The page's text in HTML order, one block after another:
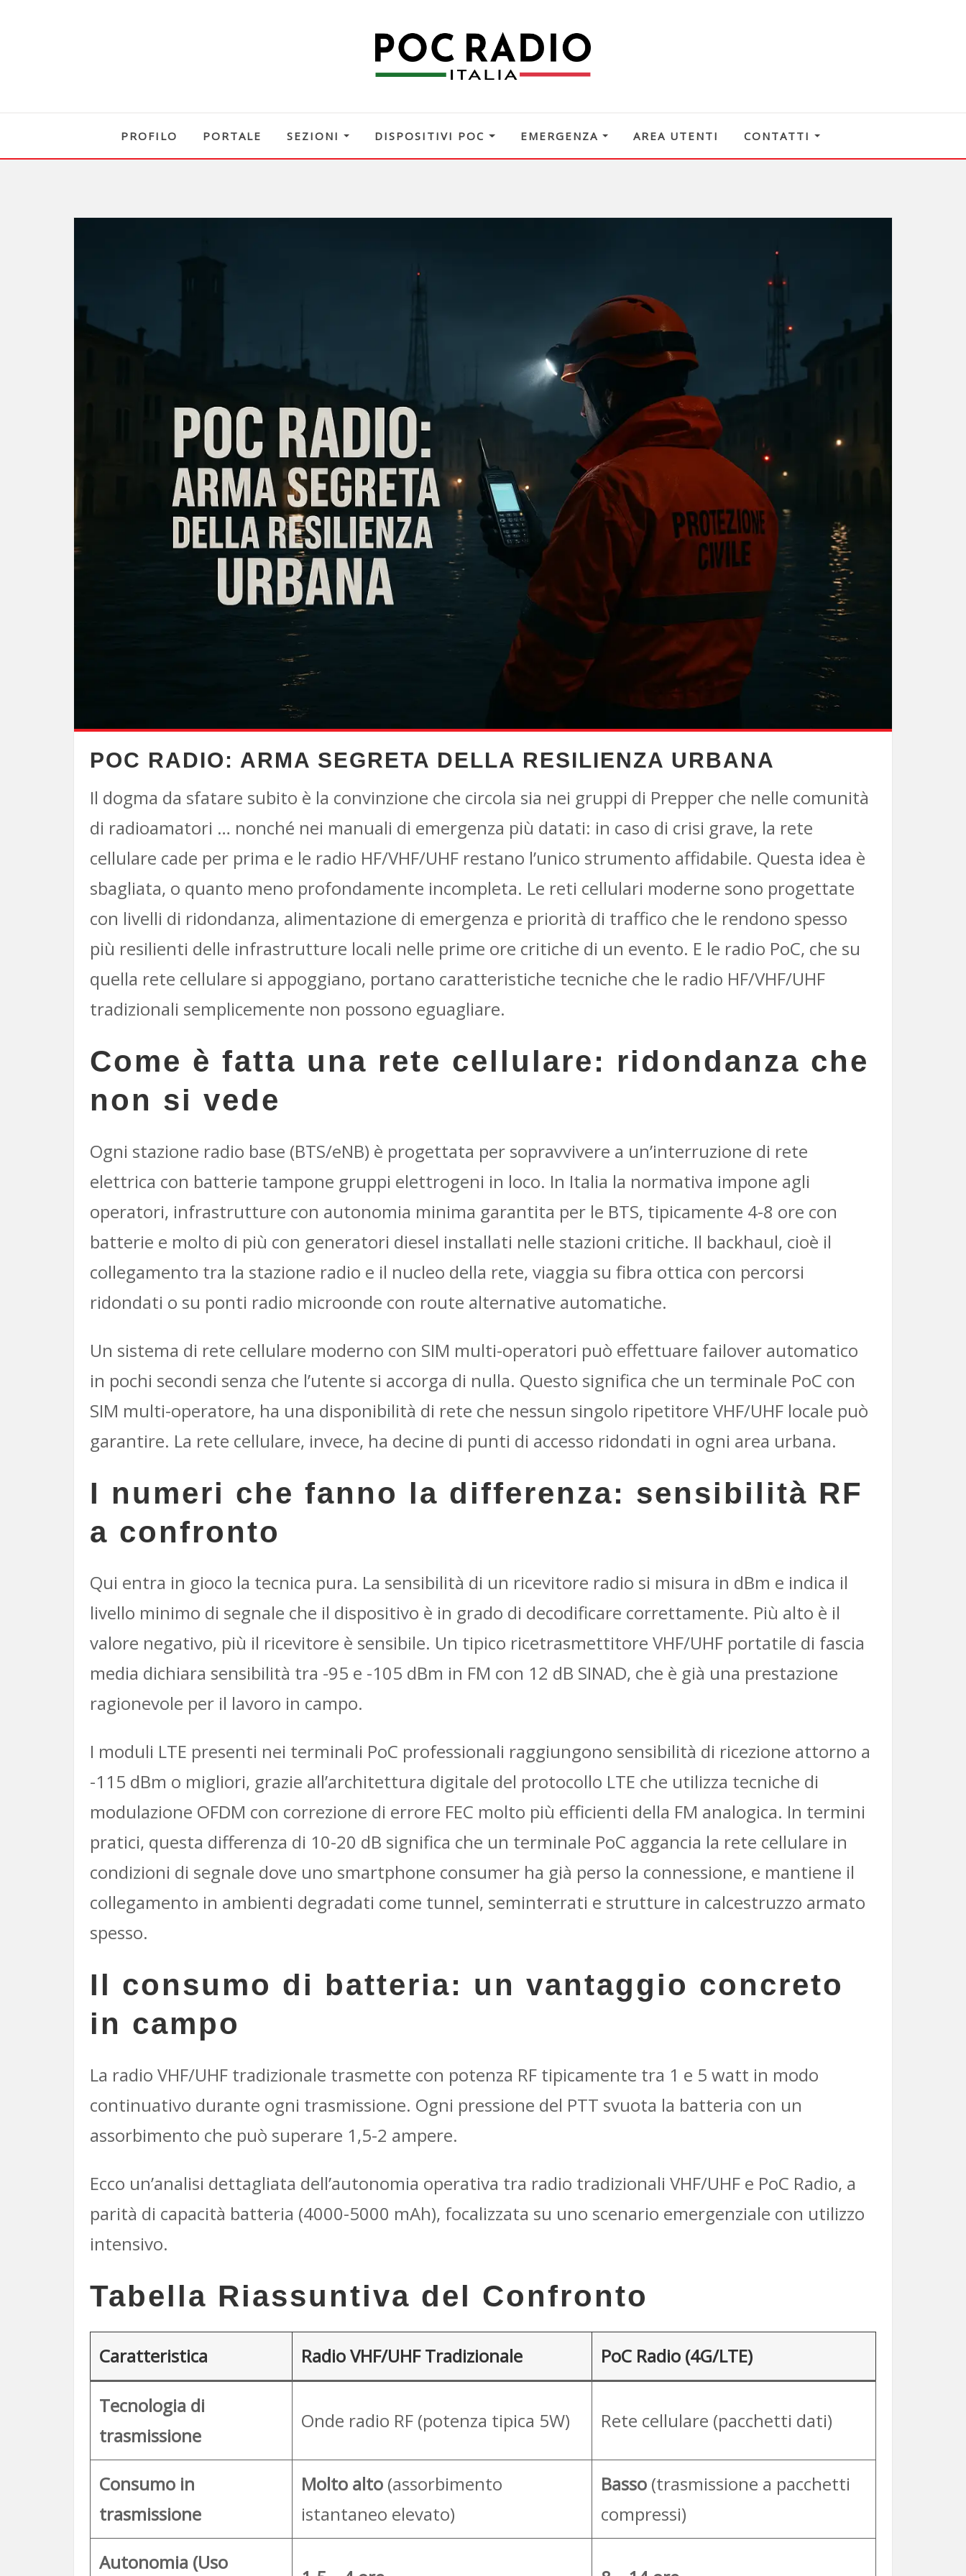
PROFILO PORTALE SEZIONI DISPOSITIVI POC EMERGENZA AREA UTENTI CONTATTI
POC RADIO: ARMA SEGRETA DELLA RESILIENZA URBANA
Il dogma da sfatare subito è la convinzione che circola sia nei gruppi di Prepper che nelle comunità
di radioamatori … nonché nei manuali di emergenza più datati: in caso di crisi grave, la rete
cellulare cade per prima e le radio HF/VHF/UHF restano l’unico strumento affidabile. Questa idea è
sbagliata, o quanto meno profondamente incompleta. Le reti cellulari moderne sono progettate
con livelli di ridondanza, alimentazione di emergenza e priorità di traffico che le rendono spesso
più resilienti delle infrastrutture locali nelle prime ore critiche di un evento. E le radio PoC, che su
quella rete cellulare si appoggiano, portano caratteristiche tecniche che le radio HF/VHF/UHF
tradizionali semplicemente non possono eguagliare.
Come è fatta una rete cellulare: ridondanza che
non si vede
Ogni stazione radio base (BTS/eNB) è progettata per sopravvivere a un’interruzione di rete
elettrica con batterie tampone gruppi elettrogeni in loco. In Italia la normativa impone agli
operatori, infrastrutture con autonomia minima garantita per le BTS, tipicamente 4-8 ore con
batterie e molto di più con generatori diesel installati nelle stazioni critiche. Il backhaul, cioè il
collegamento tra la stazione radio e il nucleo della rete, viaggia su fibra ottica con percorsi
ridondati o su ponti radio microonde con route alternative automatiche.
Un sistema di rete cellulare moderno con SIM multi-operatori può effettuare failover automatico
in pochi secondi senza che l’utente si accorga di nulla. Questo significa che un terminale PoC con
SIM multi-operatore, ha una disponibilità di rete che nessun singolo ripetitore VHF/UHF locale può
garantire. La rete cellulare, invece, ha decine di punti di accesso ridondati in ogni area urbana.
I numeri che fanno la differenza: sensibilità RF
a confronto
Qui entra in gioco la tecnica pura. La sensibilità di un ricevitore radio si misura in dBm e indica il
livello minimo di segnale che il dispositivo è in grado di decodificare correttamente. Più alto è il
valore negativo, più il ricevitore è sensibile. Un tipico ricetrasmettitore VHF/UHF portatile di fascia
media dichiara sensibilità tra -95 e -105 dBm in FM con 12 dB SINAD, che è già una prestazione
ragionevole per il lavoro in campo.
I moduli LTE presenti nei terminali PoC professionali raggiungono sensibilità di ricezione attorno a
-115 dBm o migliori, grazie all’architettura digitale del protocollo LTE che utilizza tecniche di
modulazione OFDM con correzione di errore FEC molto più efficienti della FM analogica. In termini
pratici, questa differenza di 10-20 dB significa che un terminale PoC aggancia la rete cellulare in
condizioni di segnale dove uno smartphone consumer ha già perso la connessione, e mantiene il
collegamento in ambienti degradati come tunnel, seminterrati e strutture in calcestruzzo armato
spesso.
Il consumo di batteria: un vantaggio concreto
in campo
La radio VHF/UHF tradizionale trasmette con potenza RF tipicamente tra 1 e 5 watt in modo
continuativo durante ogni trasmissione. Ogni pressione del PTT svuota la batteria con un
assorbimento che può superare 1,5-2 ampere.
Ecco un’analisi dettagliata dell’autonomia operativa tra radio tradizionali VHF/UHF e PoC Radio, a
parità di capacità batteria (4000-5000 mAh), focalizzata su uno scenario emergenziale con utilizzo
intensivo.
Tabella Riassuntiva del Confronto
Caratteristica Radio VHF/UHF Tradizionale PoC Radio (4G/LTE)
Tecnologia di
trasmissione
Onde radio RF (potenza tipica 5W) Rete cellulare (pacchetti dati)
Consumo in
trasmissione
Molto alto (assorbimento
istantaneo elevato)
Basso (trasmissione a pacchetti
compressi)
Autonomia (Uso